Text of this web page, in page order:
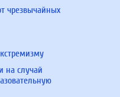
чрезвычайных
на случай